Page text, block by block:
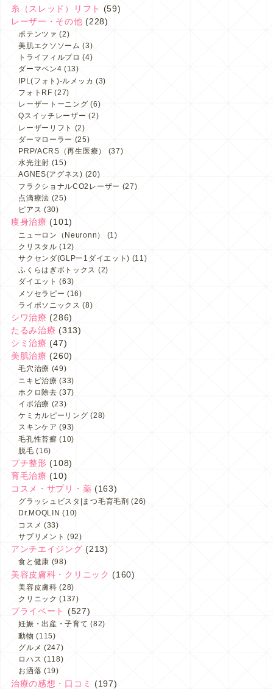
糸（スレッド）リフト
(59)
レーザー・その他 (228)
ポテンツァ (2)
美肌エクソソーム (3)
トライフィルプロ (4)
ダーマペン4 (13)
IPL(フォト)-ルメッカ (3)
フォトRF (27)
レーザートーニング (6)
Qスイッチレーザー (2)
レーザーリフト (2)
ダーマローラー (25)
PRP/ACRS（再生医療）
(37)
水光注射 (15)
AGNES(アグネス) (20)
フラクショナルCO2レーザー (27)
点滴療法 (25)
ピアス (30)
痩身治療 (101)
ニューロン（Neuronn）
(1)
クリスタル (12)
サクセンダ(GLPー1ダイエット) (11)
ふくらはぎボトックス (2)
ダイエット (63)
メソセラピー (16)
ライポソニックス (8)
シワ治療 (286)
たるみ治療 (313)
シミ治療 (47)
美肌治療 (260)
毛穴治療 (49)
ニキビ治療 (33)
ホクロ除去 (37)
イボ治療 (23)
ケミカルピーリング (28)
スキンケア (93)
毛孔性苔癬 (10)
脱毛 (16)
プチ整形 (108)
育毛治療 (10)
コスメ・サプリ・薬 (163)
グラッシュビスタ|まつ毛育毛剤 (26)
Dr.MOQLIN (10)
コスメ (33)
サプリメント (92)
アンチエイジング (213)
食と健康 (98)
美容皮膚科・クリニック (160)
美容皮膚科 (28)
クリニック (137)
プライベート (527)
妊娠・出産・子育て (82)
動物 (115)
グルメ (247)
ロハス (118)
お洒落 (19)
治療の感想・口コミ
(197)